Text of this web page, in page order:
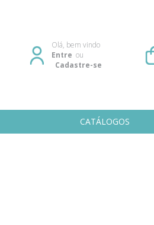
Olá, bem vindo
Entreou
Cadastre-se
CATÁLOGOS